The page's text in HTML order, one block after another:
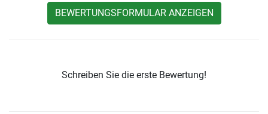
BEWERTUNGSFORMULAR ANZEIGEN
Schreiben Sie die erste Bewertung!